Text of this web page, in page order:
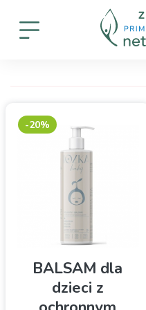
BALSAM dla
dzieci z
-20%